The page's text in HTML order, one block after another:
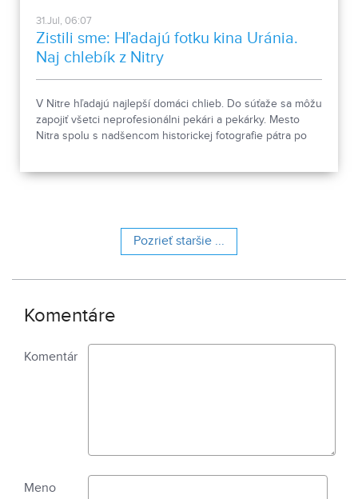
31.Jul, 06:07
Zistili sme: Hľadajú fotku kina Uránia.
Naj chlebík z Nitry
V Nitre hľadajú najlepší domáci chlieb. Do súťaže sa môžu
zapojiť všetci neprofesionálni pekári a pekárky. Mesto
Nitra spolu s nadšencom historickej fotografie pátra po
Pozrieť staršie ...
Komentáre
Komentár
Meno